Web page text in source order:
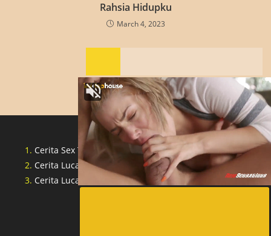
Rahsia Hidupku
March 4, 2023
Cerita Sex Tante Indonesia
Cerita Lucah Singapore
Cerita Lucah Indonesia